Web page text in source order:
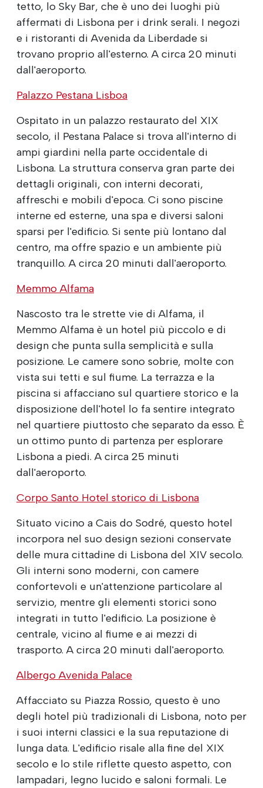
tetto, lo Sky Bar, che è uno dei luoghi più
affermati di Lisbona per i drink serali. I negozi
e i ristoranti di Avenida da Liberdade si
trovano proprio all'esterno. A circa 20 minuti
dall'aeroporto.
Palazzo Pestana Lisboa
Ospitato in un palazzo restaurato del XIX
secolo, il Pestana Palace si trova all'interno di
ampi giardini nella parte occidentale di
Lisbona. La struttura conserva gran parte dei
dettagli originali, con interni decorati,
affreschi e mobili d'epoca. Ci sono piscine
interne ed esterne, una spa e diversi saloni
sparsi per l'edificio. Si sente più lontano dal
centro, ma offre spazio e un ambiente più
tranquillo. A circa 20 minuti dall'aeroporto.
Memmo Alfama
Nascosto tra le strette vie di Alfama, il
Memmo Alfama è un hotel più piccolo e di
design che punta sulla semplicità e sulla
posizione. Le camere sono sobrie, molte con
vista sui tetti e sul fiume. La terrazza e la
piscina si affacciano sul quartiere storico e la
disposizione dell'hotel lo fa sentire integrato
nel quartiere piuttosto che separato da esso. È
un ottimo punto di partenza per esplorare
Lisbona a piedi. A circa 25 minuti
dall'aeroporto.
Corpo Santo Hotel storico di Lisbona
Situato vicino a Cais do Sodré, questo hotel
incorpora nel suo design sezioni conservate
delle mura cittadine di Lisbona del XIV secolo.
Gli interni sono moderni, con camere
confortevoli e un'attenzione particolare al
servizio, mentre gli elementi storici sono
integrati in tutto l'edificio. La posizione è
centrale, vicino al fiume e ai mezzi di
trasporto. A circa 20 minuti dall'aeroporto.
Albergo Avenida Palace
Affacciato su Piazza Rossio, questo è uno
degli hotel più tradizionali di Lisbona, noto per
i suoi interni classici e la sua reputazione di
lunga data. L'edificio risale alla fine del XIX
secolo e lo stile riflette questo aspetto, con
lampadari, legno lucido e saloni formali. Le